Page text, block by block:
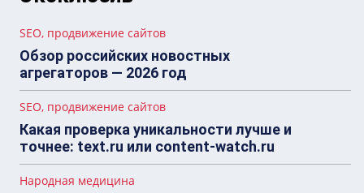
SEO, продвижение сайтов
Обзор российских новостных
агрегаторов — 2026 год
SEO, продвижение сайтов
Какая проверка уникальности лучше и
точнее: text.ru или content-watch.ru
Народная медицина